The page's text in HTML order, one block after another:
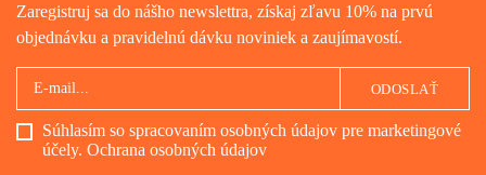
Zaregistruj sa do nášho newslettra, získaj zľavu 10% na prvú
objednávku a pravidelnú dávku noviniek a zaujímavostí.
Súhlasím so spracovaním osobných údajov pre marketingové
účely. Ochrana osobných údajov
ODOSLAŤ